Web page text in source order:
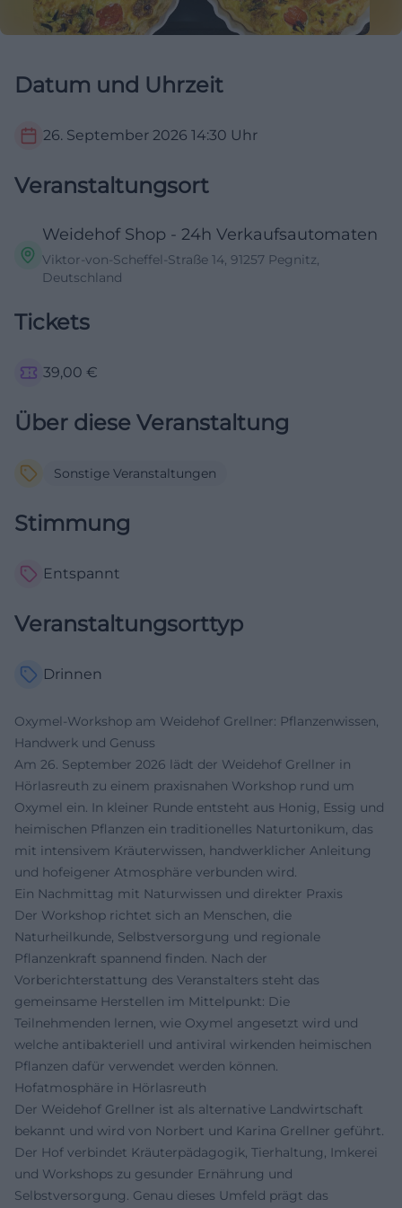
Datum und Uhrzeit
26. September 2026 14:30 Uhr
Veranstaltungsort
Weidehof Shop - 24h Verkaufsautomaten
Viktor-von-Scheffel-Straße 14, 91257 Pegnitz,
Deutschland
Tickets
39,00 €
Über diese Veranstaltung
Sonstige Veranstaltungen
Stimmung
Entspannt
Veranstaltungsorttyp
Drinnen
Oxymel-Workshop am Weidehof Grellner: Pflanzenwissen,
Handwerk und Genuss
Am 26. September 2026 lädt der Weidehof Grellner in
Hörlasreuth zu einem praxisnahen Workshop rund um
Oxymel ein. In kleiner Runde entsteht aus Honig, Essig und
heimischen Pflanzen ein traditionelles Naturtonikum, das
mit intensivem Kräuterwissen, handwerklicher Anleitung
und hofeigener Atmosphäre verbunden wird.
Ein Nachmittag mit Naturwissen und direkter Praxis
Der Workshop richtet sich an Menschen, die
Naturheilkunde, Selbstversorgung und regionale
Pflanzenkraft spannend finden. Nach der
Vorberichterstattung des Veranstalters steht das
gemeinsame Herstellen im Mittelpunkt: Die
Teilnehmenden lernen, wie Oxymel angesetzt wird und
welche antibakteriell und antiviral wirkenden heimischen
Pflanzen dafür verwendet werden können.
Hofatmosphäre in Hörlasreuth
Der Weidehof Grellner ist als alternative Landwirtschaft
bekannt und wird von Norbert und Karina Grellner geführt.
Der Hof verbindet Kräuterpädagogik, Tierhaltung, Imkerei
und Workshops zu gesunder Ernährung und
Selbstversorgung. Genau dieses Umfeld prägt das